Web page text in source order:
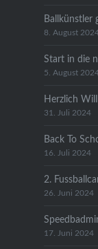
Ballkünstler
8. August
Start in die
5. August
Herzlich
31. Juli 2024
Back To
16. Juli 2024
2.
26. Juni 2024
17. Juni 2024